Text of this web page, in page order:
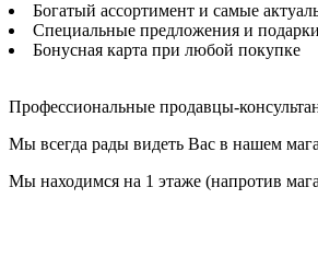
Богатый ассортимент и самые
Специальные предложения и подарки
Бонусная карта при любой покупке
Профессиональные продавцы-
Мы всегда рады видеть Вас в нашем
Мы находимся на 1 этаже (напротив